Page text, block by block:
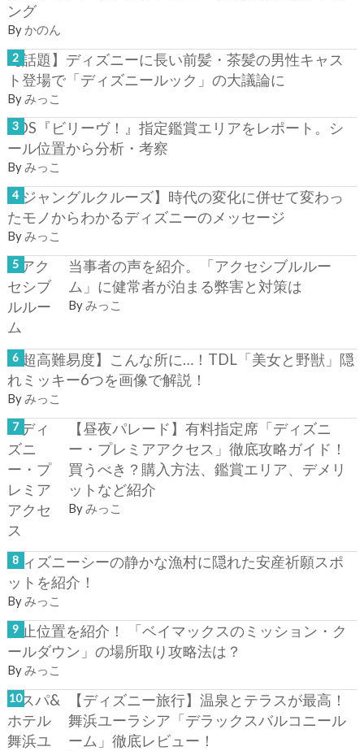
ング
By かのん
【話題】ディズニーに長い前髪・茶髪の男性キャス
ト登場で「ディズニールック」の大議論に
Byみっこ
TDS『ビリーヴ！』指定鑑賞エリアをレポート。シ
ール位置から分析・考察
Byみっこ
【ジャングルクルーズ】時代の変化に併せて変わっ
たモノからわかるディズニーのメッセージ
Byみっこ
当事者の声を紹介。「アクセシブルルー
ム」に健常者が泊まる弊害と対策は
Byみっこ
【超高難易度】こんな所に…！TDL「美女と野獣」隠
れミッキー6つを画像で解説！
Byみっこ
【昼夜パレード】有料指定席「ディズニ
ー・プレミアアクセス」徹底攻略ガイド！
買うべき？購入方法、鑑賞エリア、デメリ
ットなど紹介
Byみっこ
ディズニーシーの静かな漁村に隠れた安産祈願スポ
ットを紹介！
Byみっこ
停止位置を紹介！ 「ベイマックスのミッション・ク
ールダウン」の場所取り攻略法は？
Byみっこ
【ディズニー旅行】温泉とテラスが最高！
舞浜ユーラシア「デラックスバルコニール
ーム」徹底レビュー！